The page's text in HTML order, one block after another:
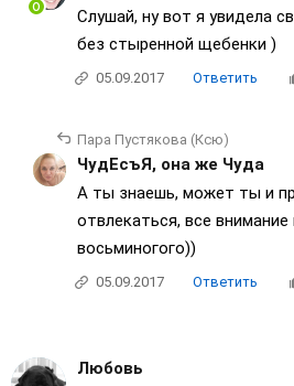
Слушай, ну вот я увидела
без стыренной щебенки )
05.09.2017 Ответить
Пара Пустякова (Ксю)
ЧудЕсъЯ, она же Чуда
А ты знаешь, может ты и
отвлекаться, все внимание
восьминогого))
05.09.2017 Ответить
Любовь